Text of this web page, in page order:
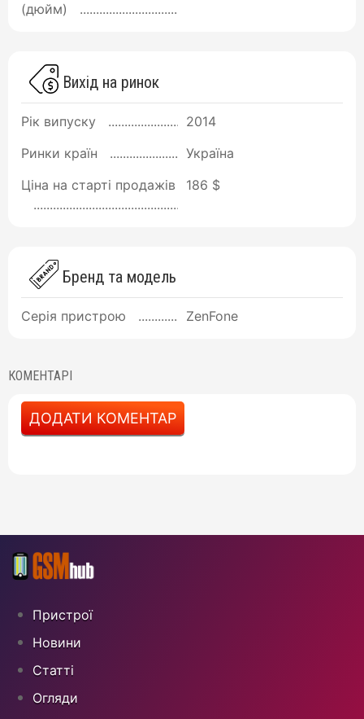
(дюйм)
Вихід на ринок
Рік випуску
2014
Ринки країн
Україна
Ціна на старті продажів
186 $
Бренд та модель
Серія пристрою ZenFone
КОМЕНТАРІ
ДОДАТИ КОМЕНТАР
Пристрої
Новини
Статті
Огляди